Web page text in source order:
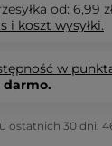
od: 6,99
i koszt wysyłki.
w
darmo.
ostatnich 30 dni: